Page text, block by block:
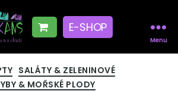
E-SHOP
Menu
Rubriky
SALÁTY & ZELENINOVÉ
& MOŘSKÉ PLODY